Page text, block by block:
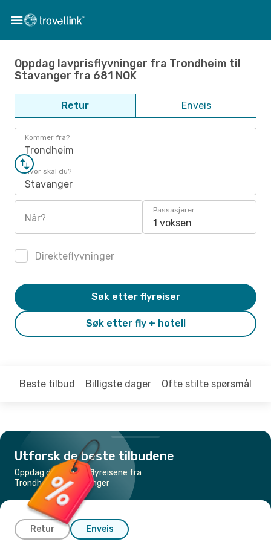
Oppdag lavprisflyvninger fra Trondheim til
Stavanger fra 681 NOK
Retur Enveis
Kommer fra?
Trondheim
Hvor skal du?
Stavanger
Når?
Passasjerer
1 voksen
Direkteflyvninger
Søk etter fly + hotell
Søk etter flyreiser
Beste tilbud Billigste dager Ofte stilte spørsmål
Utforsk de beste tilbudene
Oppdag de billigste flyreisene fra
Trondheim til Stavanger
Retur Enveis